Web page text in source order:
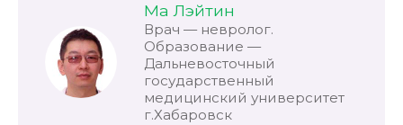
Ма Лэйтин
Врач — невролог.
Образование —
Дальневосточный
государственный
медицинский университет
г.Хабаровск